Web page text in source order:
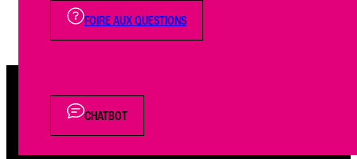
FOIRE AUX QUESTIONS
CHATBOT